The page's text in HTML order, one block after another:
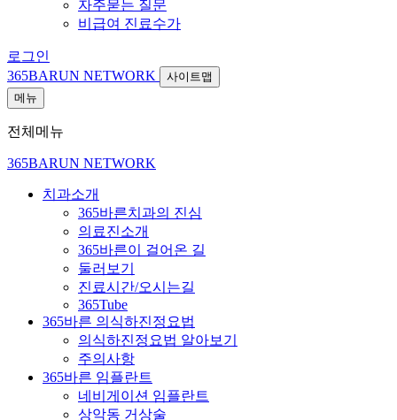
자주묻는 질문
비급여 진료수가
로그인
365BARUN NETWORK
사이트맵
메뉴
전체메뉴
365BARUN NETWORK
치과소개
365바른치과의 진심
의료진소개
365바른이 걸어온 길
둘러보기
진료시간/오시는길
365Tube
365바른 의식하진정요법
의식하진정요법 알아보기
주의사항
365바른 임플란트
네비게이션 임플란트
상악동 거상술